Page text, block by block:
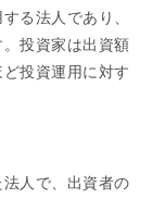
る法人であり、
投資家は出資額
投資運用に対す
人で、出資者の